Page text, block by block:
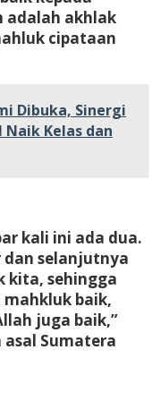
adalah akhlak
cipataan
Dibuka, Sinergi
Naik Kelas dan
kali ini ada dua.
dan selanjutnya
kita, sehingga
mahkluk baik,
juga baik,”
Sumatera